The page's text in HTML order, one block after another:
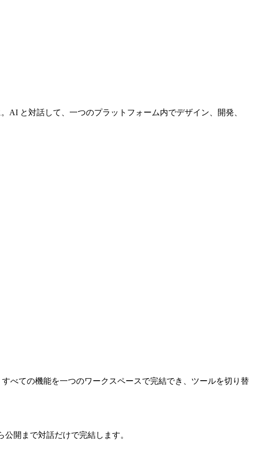
AI と対話して、一つのプラットフォーム内でデザイン、開発、
べての機能を一つのワークスペースで完結でき、ツールを切り替
開まで対話だけで完結します。